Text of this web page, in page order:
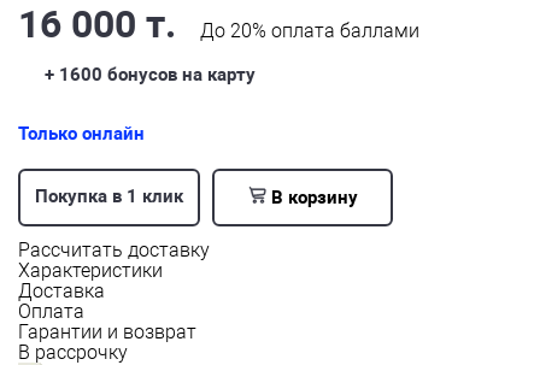
16 000 т. До 20% оплата баллами
+ 1600 бонусов на карту
Только онлайн
Покупка в 1 клик В корзину
Рассчитать доставку
Характеристики
Доставка
Оплата
Гарантии и возврат
В рассрочку